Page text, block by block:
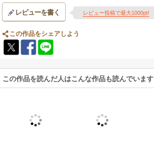
レビューを書く レビュー投稿で最大1000pt!
この作品をシェアしよう
この作品を読んだ人はこんな作品も読んでいます